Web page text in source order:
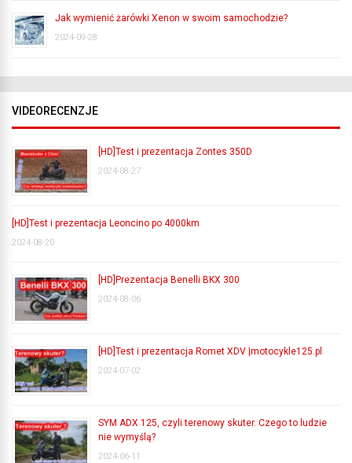
Jak wymienić żarówki Xenon w swoim samochodzie?
2024-09-28
VIDEORECENZJE
[HD]Test i prezentacja Zontes 350D
2024-08-27
[HD]Test i prezentacja Leoncino po 4000km
2024-08-20
[HD]Prezentacja Benelli BKX 300
2024-08-06
[HD]Test i prezentacja Romet XDV |motocykle125.pl
2024-07-02
SYM ADX 125, czyli terenowy skuter. Czego to ludzie
nie wymyślą?
2024-06-11